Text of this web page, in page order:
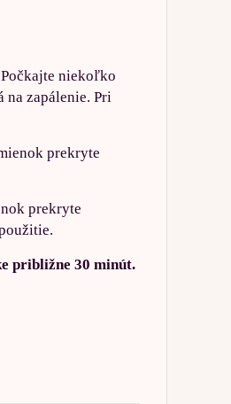
niekoľko
na zapálenie. Pri
prekryte
prekryte
približne 30 minút.